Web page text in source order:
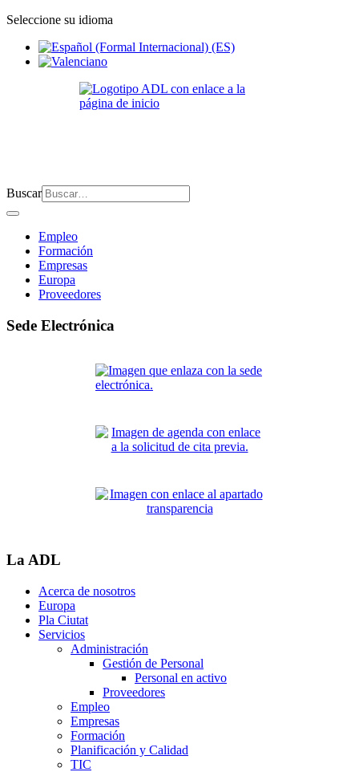
Seleccione su idioma
Buscar
Empleo
Formación
Empresas
Europa
Proveedores
Sede Electrónica
La ADL
Acerca de nosotros
Europa
Pla Ciutat
Servicios
Administración
Gestión de Personal
Personal en activo
Proveedores
Empleo
Empresas
Formación
Planificación y Calidad
TIC